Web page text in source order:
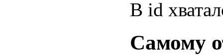
В id
Самому